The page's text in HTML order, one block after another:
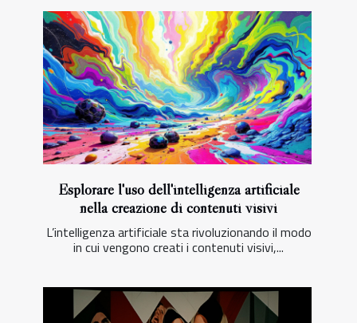
Esplorare l'uso dell'intelligenza artificiale
nella creazione di contenuti visivi
L’intelligenza artificiale sta rivoluzionando il modo
in cui vengono creati i contenuti visivi,...